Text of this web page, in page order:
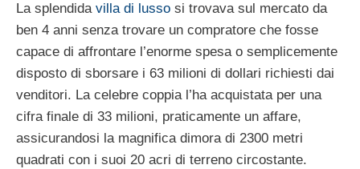
La splendida villa di lusso si trovava sul mercato da
ben 4 anni senza trovare un compratore che fosse
capace di affrontare l’enorme spesa o semplicemente
disposto di sborsare i 63 milioni di dollari richiesti dai
venditori. La celebre coppia l’ha acquistata per una
cifra finale di 33 milioni, praticamente un affare,
assicurandosi la magnifica dimora di 2300 metri
quadrati con i suoi 20 acri di terreno circostante.